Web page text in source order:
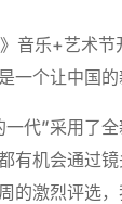
音乐+艺术
一个让中国
一代”采用了
有机会通过
的激烈评选